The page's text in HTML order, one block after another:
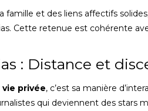
famille et des liens affectifs
Cette retenue est cohérente
: Distance et
privée, c’est sa manière
qui deviennent des stars